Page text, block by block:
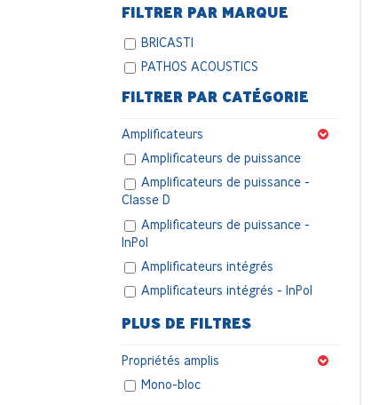
FILTRER PAR MARQUE
BRICASTI
PATHOS ACOUSTICS
FILTRER PAR CATÉGORIE
Amplificateurs
Amplificateurs de puissance
Amplificateurs de puissance -
Classe D
Amplificateurs de puissance -
InPol
Amplificateurs intégrés
Amplificateurs intégrés - InPol
PLUS DE FILTRES
Propriétés amplis
Mono-bloc